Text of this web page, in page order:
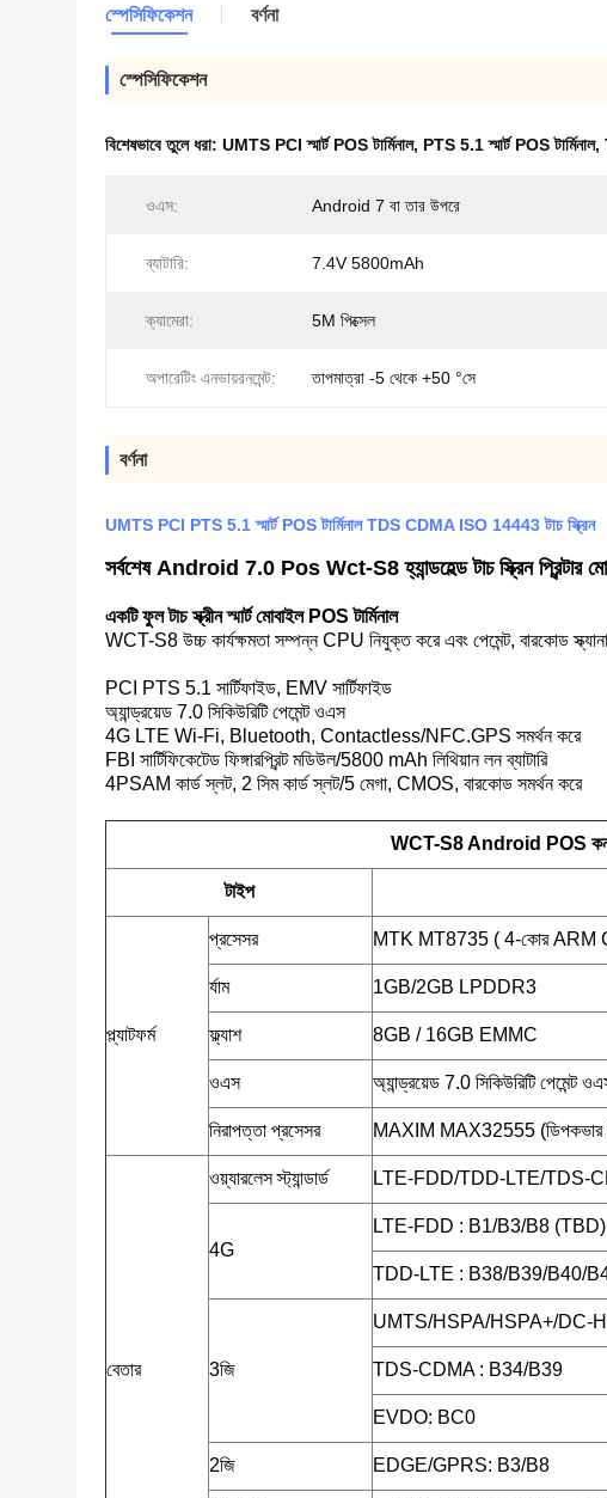
স্পেসিফিকেশন বর্ণনা
স্পেসিফিকেশন
বিশেষভাবে তুলে ধরা: UMTS PCI স্মার্ট POS টার্মিনাল, PTS 5.1 স্মার্ট POS টার্মিনাল,
ওএস: Android 7 বা তার উপরে
ব্যাটারি: 7.4V 5800mAh
ক্যামেরা: 5M পিক্সেল
অপারেটিং এনভায়রনমেন্ট: তাপমাত্রা -5 থেকে +50 °সে
বর্ণনা
UMTS PCI PTS 5.1 স্মার্ট POS টার্মিনাল TDS CDMA ISO 14443 টাচ স্ক্রিন
সর্বশেষ Android 7.0 Pos Wct-S8 হ্যান্ডহেল্ড টাচ স্ক্রিন প্রিন্টার
একটি ফুল টাচ স্ক্রীন স্মার্ট মোবাইল POS টার্মিনাল
WCT-S8 উচ্চ কার্যক্ষমতা সম্পন্ন CPU নিযুক্ত করে এবং পেমেন্ট, বারকোড
PCI PTS 5.1 সার্টিফাইড, EMV সার্টিফাইড
অ্যান্ড্রয়েড 7.0 সিকিউরিটি পেমেন্ট ওএস
4G LTE Wi-Fi, Bluetooth, Contactless/NFC.GPS সমর্থন করে
FBI সার্টিফিকেটেড ফিঙ্গারপ্রিন্ট মডিউল/5800 mAh লিথিয়ান লন ব্যাটারি
4PSAM কার্ড স্লট, 2 সিম কার্ড স্লট/5 মেগা, CMOS, বারকোড সমর্থন করে
WCT-S8 Android POS
টাইপ
প্ল্যাটফর্ম
প্রসেসর MTK MT8735 ( 4-কোর ARM
র্যাম 1GB/2GB LPDDR3
ফ্ল্যাশ 8GB / 16GB EMMC
ওএস অ্যান্ড্রয়েড 7.0 সিকিউরিটি পেমেন্ট
নিরাপত্তা প্রসেসর MAXIM MAX32555 (ডিপকভার
বেতার
ওয়্যারলেস স্ট্যান্ডার্ড LTE-FDD/TDD-LTE/TDS-
4G
LTE-FDD : B1/B3/B8 (TBD)
TDD-LTE : B38/B39/B40/
3জি
UMTS/HSPA/HSPA+/DC-
TDS-CDMA : B34/B39
EVDO: BC0
2জি EDGE/GPRS: B3/B8